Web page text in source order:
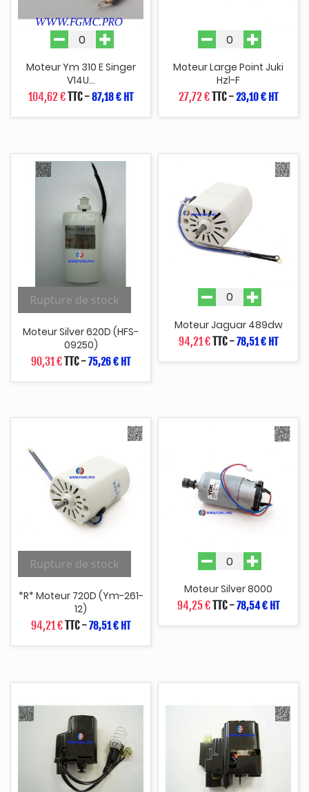
Moteur Ym 310 E Singer
V14U...
104,62 €TTC-87,18 € HT
Moteur Large Point Juki
Hzl-F
27,72 €TTC-23,10 € HT
Rupture de stock
Moteur Silver 620D (HFS-
09250)
90,31 €TTC-75,26 € HT
Moteur Jaguar 489dw
94,21 €TTC-78,51 € HT
Rupture de stock
*r* Moteur 720D (ym-261-
12)
94,21 €TTC-78,51 € HT
Moteur Silver 8000
94,25 €TTC-78,54 € HT